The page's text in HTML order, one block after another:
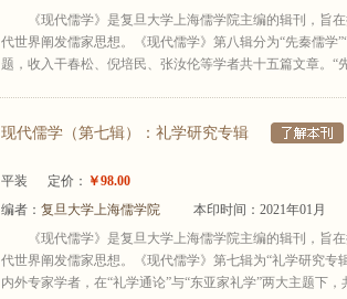
《现代儒学》是复旦大学上海儒学院主编的辑刊，旨
代世界阐发儒家思想。《现代儒学》第八辑分为“先秦儒学
题，收入干春松、倪培民、张汝伦等学者共十五篇文章。“
现代儒学（第七辑）：礼学研究专辑
平装 定价： ￥98.00
编者： 复旦大学上海儒学院
本印时间：2021年01月
《现代儒学》是复旦大学上海儒学院主编的辑刊，旨
代世界阐发儒家思想。《现代儒学》第七辑为“礼学研究专
内外专家学者，在“礼学通论”与“东亚家礼学”两大主题下